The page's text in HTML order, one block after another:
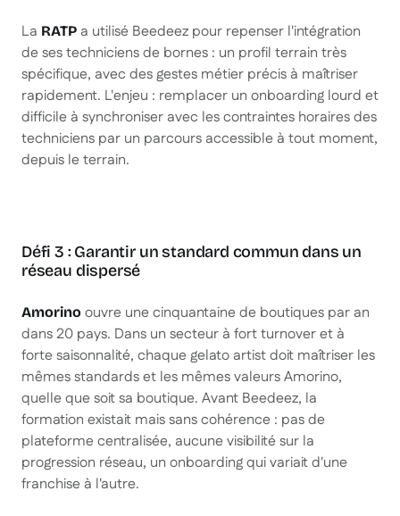
La RATP a utilisé Beedeez pour repenser l'intégration
de ses techniciens de bornes : un profil terrain très
spécifique, avec des gestes métier précis à maîtriser
rapidement. L'enjeu : remplacer un onboarding lourd et
difficile à synchroniser avec les contraintes horaires des
techniciens par un parcours accessible à tout moment,
depuis le terrain.
Défi 3 : Garantir un standard commun dans un
réseau dispersé
Amorino ouvre une cinquantaine de boutiques par an
dans 20 pays. Dans un secteur à fort turnover et à
forte saisonnalité, chaque gelato artist doit maîtriser les
mêmes standards et les mêmes valeurs Amorino,
quelle que soit sa boutique. Avant Beedeez, la
formation existait mais sans cohérence : pas de
plateforme centralisée, aucune visibilité sur la
progression réseau, un onboarding qui variait d'une
franchise à l'autre.